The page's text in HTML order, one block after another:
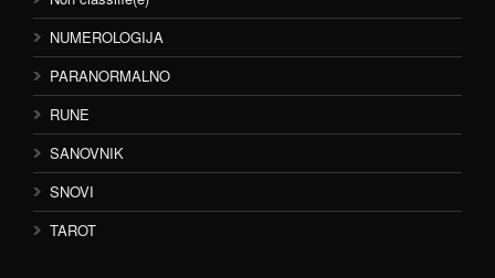
NUMEROLOGIJA
PARANORMALNO
RUNE
SANOVNIK
SNOVI
TAROT